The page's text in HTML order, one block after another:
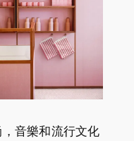
音樂和流行文化